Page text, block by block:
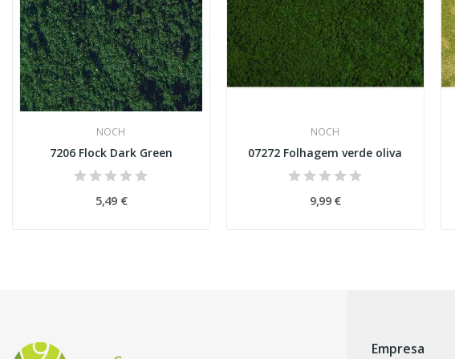
NOCH
7206 Flock Dark Green
5,49 €
NOCH
07272 Folhagem verde oliva
9,99 €
Empresa